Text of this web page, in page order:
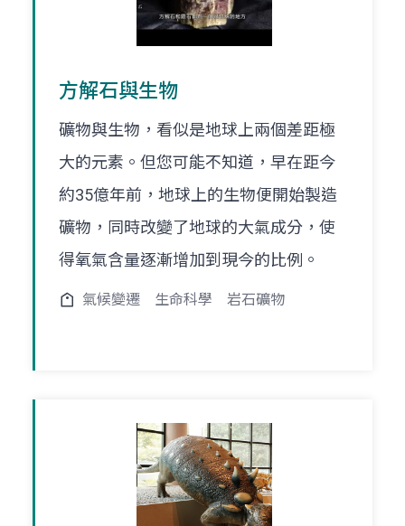
方解石與生物
礦物與生物，看似是地球上兩個差距極
大的元素。但您可能不知道，早在距今
約35億年前，地球上的生物便開始製造
礦物，同時改變了地球的大氣成分，使
得氧氣含量逐漸增加到現今的比例。
氣候變遷 生命科學 岩石礦物